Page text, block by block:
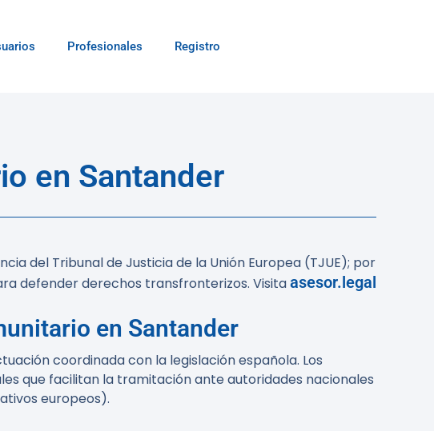
Profesionales Registro
en Santander
del Tribunal de Justicia de la Unión Europea (TJUE); por
defender derechos transfronterizos. Visitaasesor.legal
en Santander
coordinada con la legislación española. Los
que facilitan la tramitación ante autoridades nacionales
europeos).